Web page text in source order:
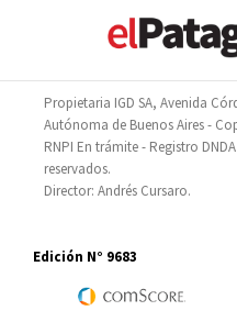
Propietaria IGD SA, Avenida
Autónoma de Buenos Aires -
RNPI En trámite - Registro
reservados.
Director: Andrés Cursaro.
Edición N° 9683